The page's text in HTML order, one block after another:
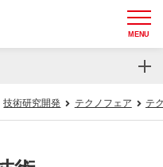
MENU
技術研究開発 テクノフェア テ